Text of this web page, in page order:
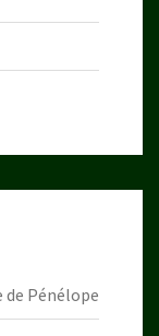
de Pénélope